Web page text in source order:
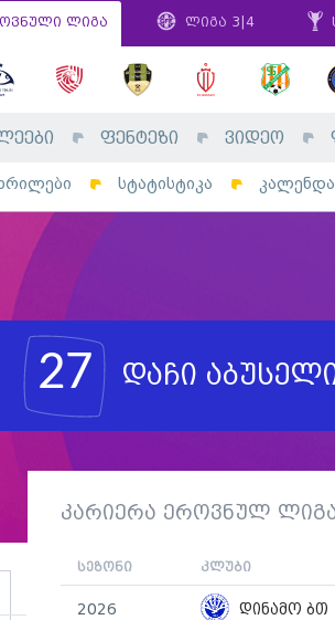
ლიგა ლიგა 3|4
ფენტეზი ვიდეო
სტატისტიკა
27 დაჩი
კარიერა ეროვნულ
სეზონი კლუბი
2026 დინამო ბთ